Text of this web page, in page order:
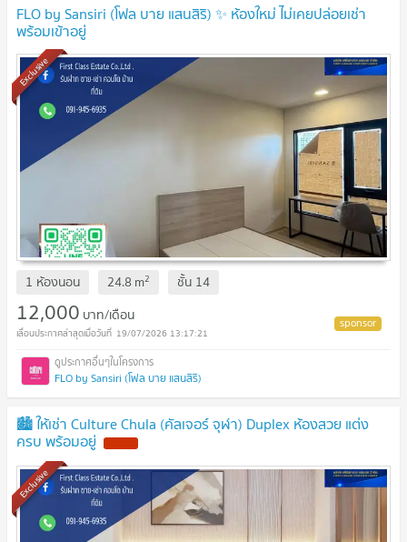
FLO by Sansiri (โฟล บาย แสนสิริ) ✨ ห้องใหม่ ไม่เคยปล่อยเช่า
พร้อมเข้าอยู่
Exclusive
1 ห้องนอน 24.8m2 ชั้น 14
12,000 บาท/เดือน
19/07/2026 13:17:21
FLO by Sansiri (โฟล บาย แสนสิริ)
🏙️ ให้เช่า Culture Chula (คัลเจอร์ จุฬา) Duplex ห้องสวย แต่ง
ครบ พร้อมอยู่
Exclusive